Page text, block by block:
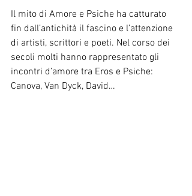
Il mito di Amore e Psiche ha catturato
fin dall’antichità il fascino e l’attenzione
di artisti, scrittori e poeti. Nel corso dei
secoli molti hanno rappresentato gli
incontri d’amore tra Eros e Psiche:
Canova, Van Dyck, David…